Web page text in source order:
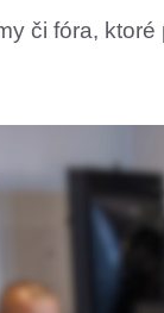
či fóra,